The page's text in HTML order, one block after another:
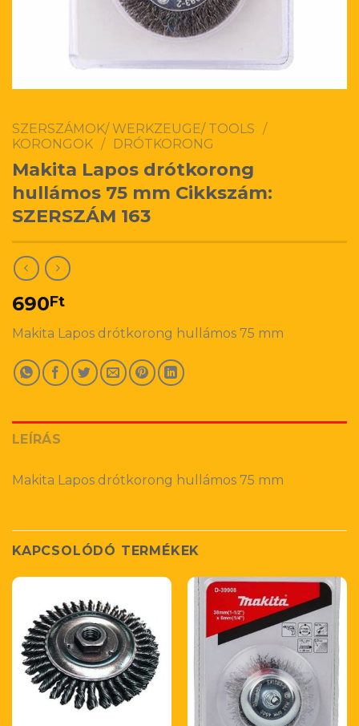
SZERSZÁMOK/ WERKZEUGE/ TOOLS /
KORONGOK / DRÓTKORONG
Makita Lapos drótkorong
hullámos 75 mm Cikkszám:
SZERSZÁM 163
690Ft
Makita Lapos drótkorong hullámos 75 mm
LEÍRÁS
Makita Lapos drótkorong hullámos 75 mm
KAPCSOLÓDÓ TERMÉKEK